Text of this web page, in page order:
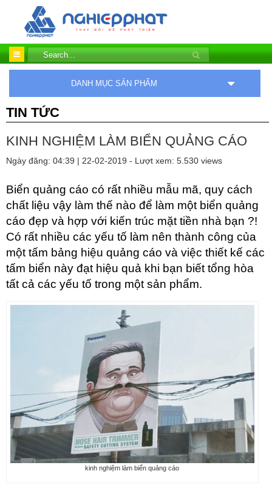
DANH MỤC SẢN PHẨM
TIN TỨC
KINH NGHIỆM LÀM BIỂN QUẢNG CÁO
Ngày đăng: 04:39 | 22-02-2019 - Lượt xem: 5.530 views
Biển quảng cáo có rất nhiều mẫu mã, quy cách
chất liệu vậy làm thế nào để làm một biển quảng
cáo đẹp và hợp với kiến trúc mặt tiền nhà bạn ?!
Có rất nhiều các yếu tố làm nên thành công của
một tấm bảng hiệu quảng cáo và việc thiết kế các
tấm biển này đạt hiệu quả khi bạn biết tổng hòa
tất cả các yếu tố trong một sản phẩm.
kinh nghiệm làm biển quảng cáo